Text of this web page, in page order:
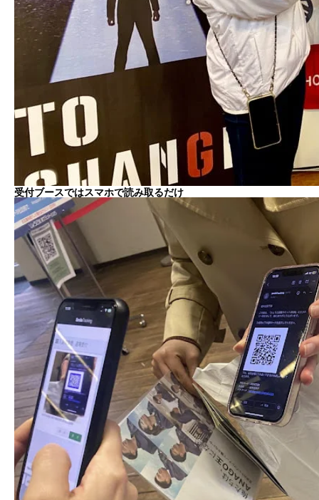
受付ブースではスマホで読み取るだけ